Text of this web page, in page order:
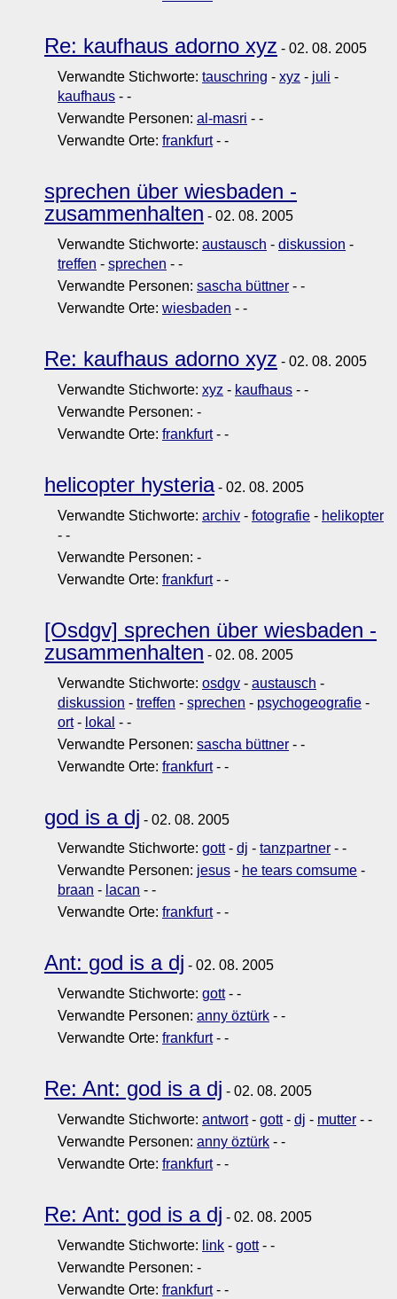
Re: kaufhaus adorno xyz - 02. 08. 2005
Verwandte Stichworte: tauschring - xyz - juli -
kaufhaus - -
Verwandte Personen: al-masri - -
Verwandte Orte: frankfurt- -
sprechen über wiesbaden -
zusammenhalten - 02. 08. 2005
Verwandte Stichworte: austausch - diskussion -
treffen - sprechen - -
Verwandte Personen: sascha büttner - -
Verwandte Orte: wiesbaden - -
Re: kaufhaus adorno xyz - 02. 08. 2005
Verwandte Stichworte: xyz - kaufhaus - -
Verwandte Personen: -
Verwandte Orte: frankfurt- -
helicopter hysteria- 02. 08. 2005
Verwandte Stichworte: archiv - fotografie - helikopter
- -
Verwandte Personen: -
Verwandte Orte: frankfurt- -
[Osdgv] sprechen über wiesbaden -
zusammenhalten - 02. 08. 2005
Verwandte Stichworte: osdgv - austausch -
diskussion - treffen - sprechen - psychogeografie -
ort- lokal - -
Verwandte Personen: sascha büttner - -
Verwandte Orte: frankfurt- -
god is a dj - 02. 08. 2005
Verwandte Stichworte: gott- dj - tanzpartner - -
Verwandte Personen: jesus - he tears comsume -
braan - lacan - -
Verwandte Orte: frankfurt- -
Ant: god is a dj - 02. 08. 2005
Verwandte Stichworte: gott- -
Verwandte Personen: anny öztürk - -
Verwandte Orte: frankfurt- -
Re: Ant: god is a dj - 02. 08. 2005
Verwandte Stichworte: antwort- gott- dj - mutter - -
Verwandte Personen: anny öztürk - -
Verwandte Orte: frankfurt- -
Re: Ant: god is a dj - 02. 08. 2005
Verwandte Stichworte: link - gott- -
Verwandte Personen: -
Verwandte Orte: frankfurt- -